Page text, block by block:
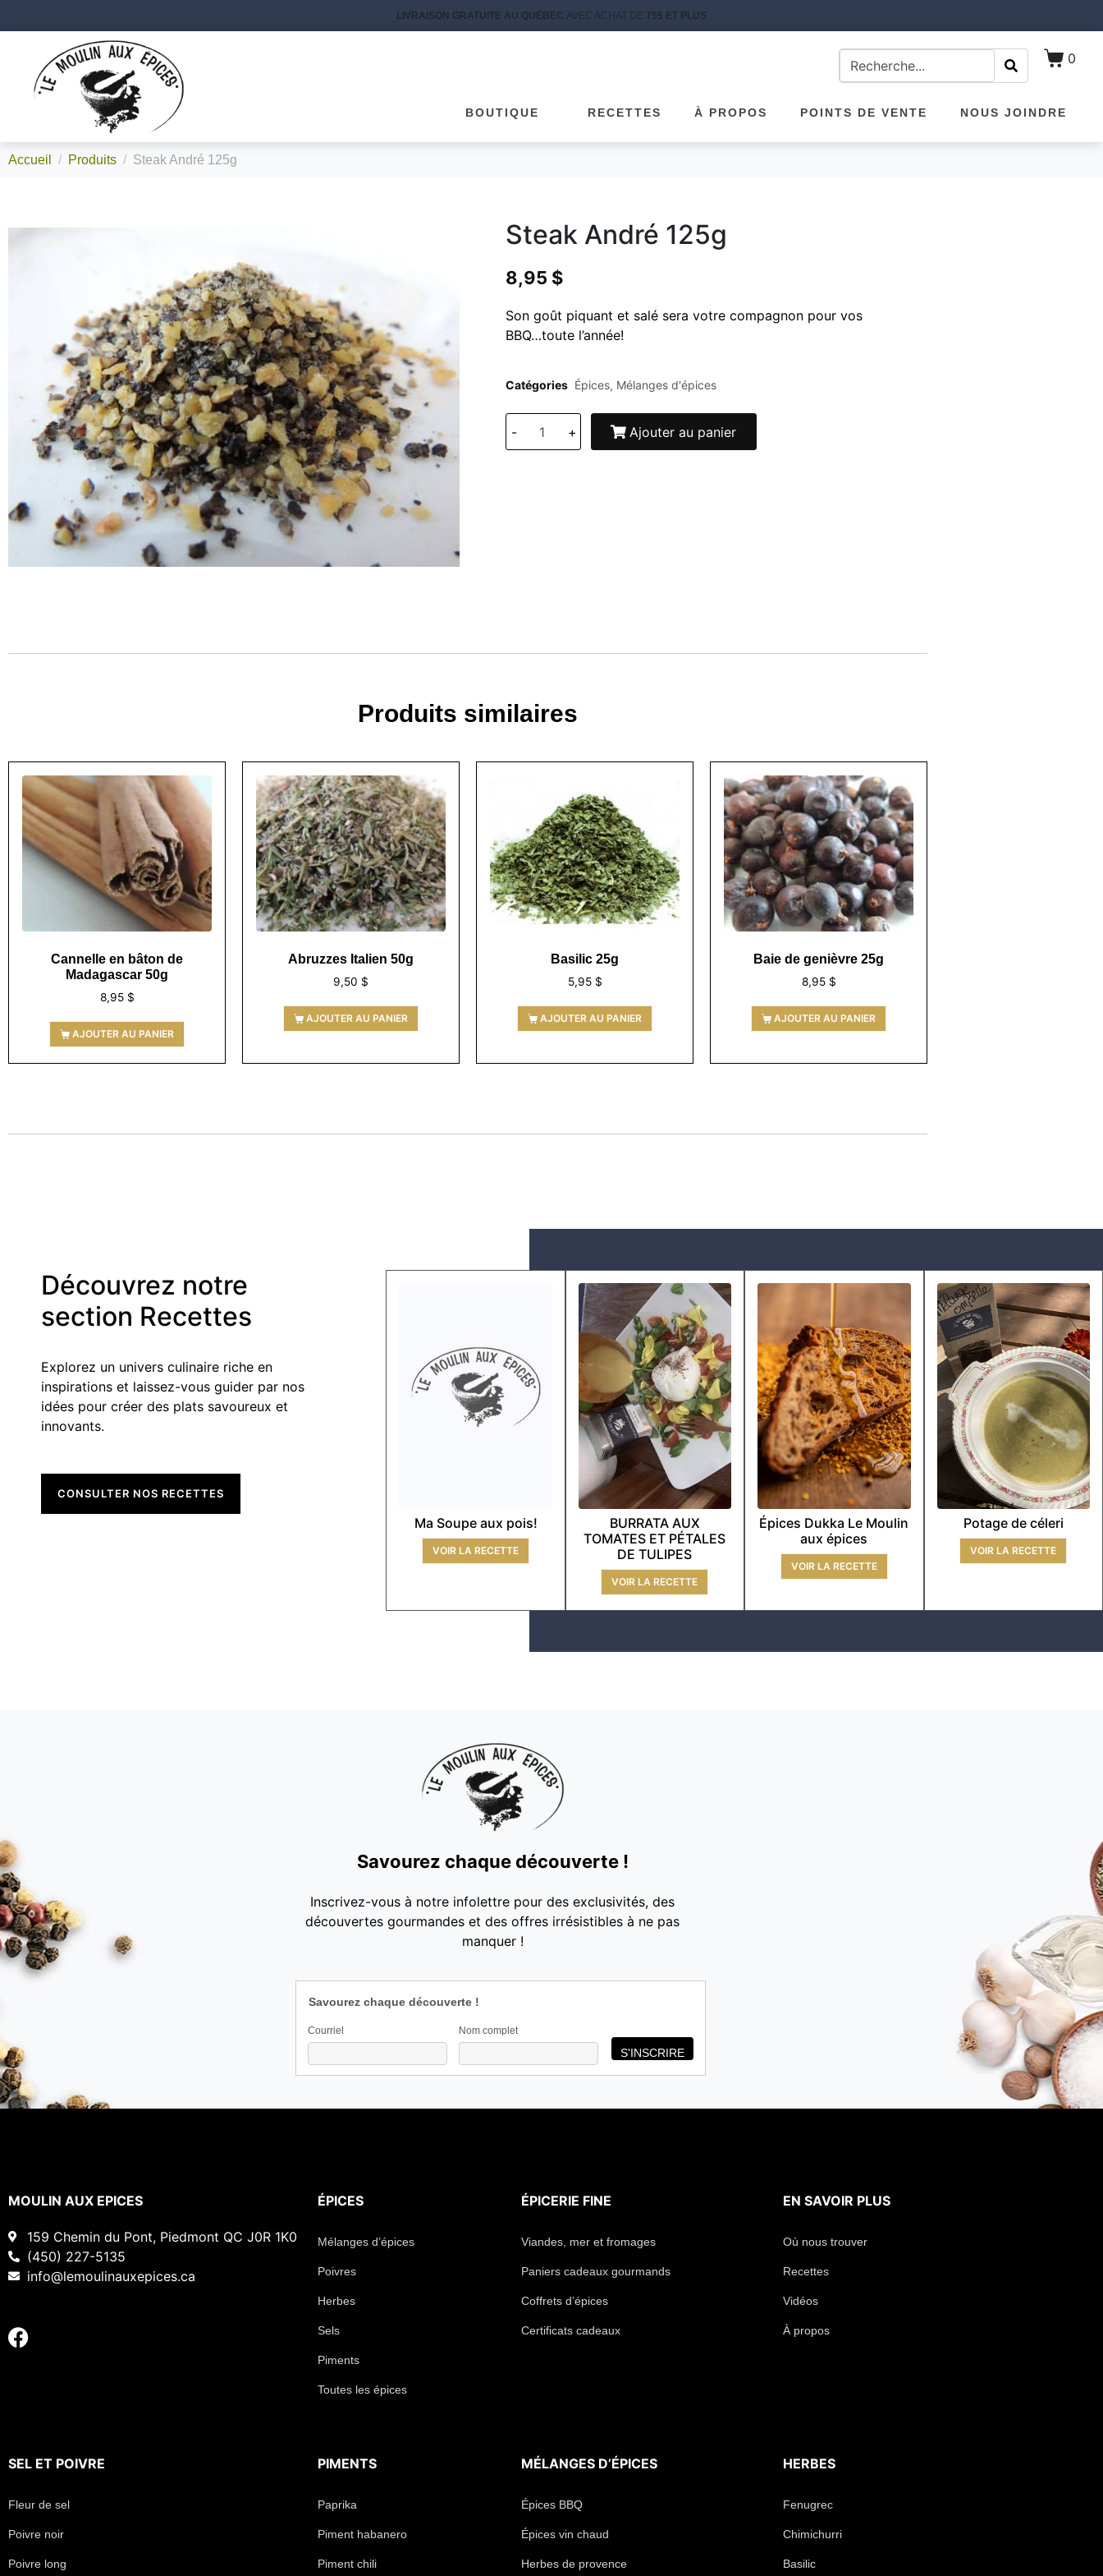
LIVRAISON GRATUITE AU QUÉBEC AVEC ACHAT DE 75$ ET PLUS
0
BOUTIQUE RECETTES À PROPOS POINTS DE VENTE NOUS JOINDRE
Accueil Produits Steak André 125g
Steak André 125g
8,95 $
Son goût piquant et salé sera votre compagnon pour vos
BBQ…toute l’année!
Catégories Épices, Mélanges d'épices
- + Ajouter au panier
Produits similaires
Cannelle en bâton de
Madagascar 50g
8,95 $
AJOUTER AU PANIER
Abruzzes Italien 50g
9,50 $
AJOUTER AU PANIER
Basilic 25g
5,95 $
AJOUTER AU PANIER
Baie de genièvre 25g
8,95 $
AJOUTER AU PANIER
Découvrez notre
section Recettes
Explorez un univers culinaire riche en
inspirations et laissez-vous guider par nos
idées pour créer des plats savoureux et
innovants.
CONSULTER NOS RECETTES
Ma Soupe aux pois!
VOIR LA RECETTE
BURRATA AUX
TOMATES ET PÉTALES
DE TULIPES
VOIR LA RECETTE
Épices Dukka Le Moulin
aux épices
VOIR LA RECETTE
Potage de céleri
VOIR LA RECETTE
Savourez chaque découverte !
Inscrivez-vous à notre infolettre pour des exclusivités, des
découvertes gourmandes et des offres irrésistibles à ne pas
manquer !
Savourez chaque découverte !
Courriel Nom complet
MOULIN AUX EPICES
159 Chemin du Pont, Piedmont QC J0R 1K0
(450) 227-5135
info@lemoulinauxepices.ca
ÉPICES
Mélanges d’épices
Poivres
Herbes
Sels
Piments
Toutes les épices
ÉPICERIE FINE
Viandes, mer et fromages
Paniers cadeaux gourmands
Coffrets d’épices
Certificats cadeaux
EN SAVOIR PLUS
Où nous trouver
Recettes
Vidéos
À propos
SEL ET POIVRE
Fleur de sel
Poivre noir
Poivre long
PIMENTS
Paprika
Piment habanero
Piment chili
MÉLANGES D’ÉPICES
Épices BBQ
Épices vin chaud
Herbes de provence
HERBES
Fenugrec
Chimichurri
Basilic